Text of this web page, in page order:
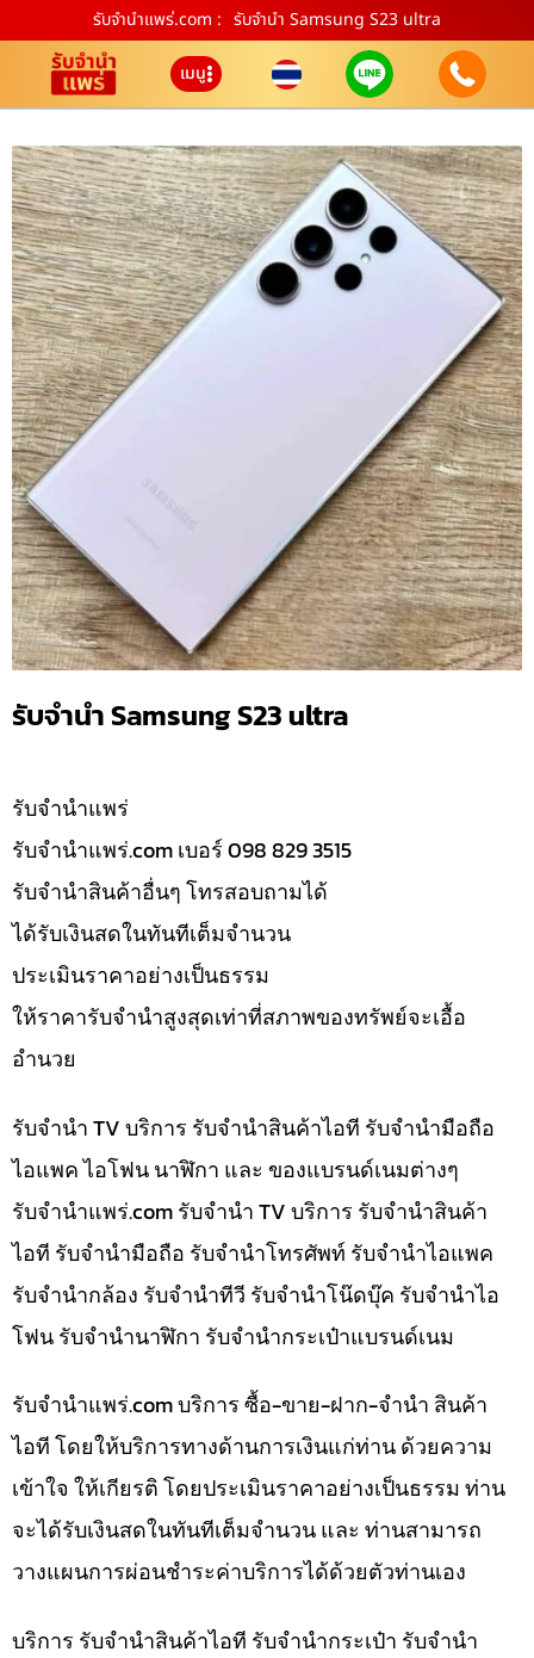
รับจํานําแพร่.com : รับจำนำ Samsung S23 ultra
เมนู
รับจำนำ Samsung S23 ultra
รับจํานำแพร่
รับจํานําแพร่.com เบอร์ 098 829 3515
รับจำนำสินค้าอื่นๆ โทรสอบถามได้
ได้รับเงินสดในทันทีเต็มจำนวน
ประเมินราคาอย่างเป็นธรรม
ให้ราคารับจำนำสูงสุดเท่าที่สภาพของทรัพย์จะเอื้อ
อำนวย
รับจำนำ TV บริการ รับจำนำสินค้าไอที รับจำนำมือถือ
ไอแพค ไอโฟน นาฬิกา และ ของแบรนด์เนมต่างๆ
รับจํานําแพร่.com รับจำนำ TV บริการ รับจำนำสินค้า
ไอที รับจำนำมือถือ รับจำนำโทรศัพท์ รับจำนำไอแพค
รับจำนำกล้อง รับจำนำทีวี รับจำนำโน๊ดบุ๊ค รับจำนำไอ
โฟน รับจำนำนาฬิกา รับจำนำกระเป๋าแบรนด์เนม
รับจํานําแพร่.com บริการ ซื้อ-ขาย-ฝาก-จำนำ สินค้า
ไอที โดยให้บริการทางด้านการเงินแก่ท่าน ด้วยความ
เข้าใจ ให้เกียรติ โดยประเมินราคาอย่างเป็นธรรม ท่าน
จะได้รับเงินสดในทันทีเต็มจำนวน และ ท่านสามารถ
วางแผนการผ่อนชำระค่าบริการได้ด้วยตัวท่านเอง
บริการ รับจำนำสินค้าไอที รับจำนำกระเป๋า รับจำนำ